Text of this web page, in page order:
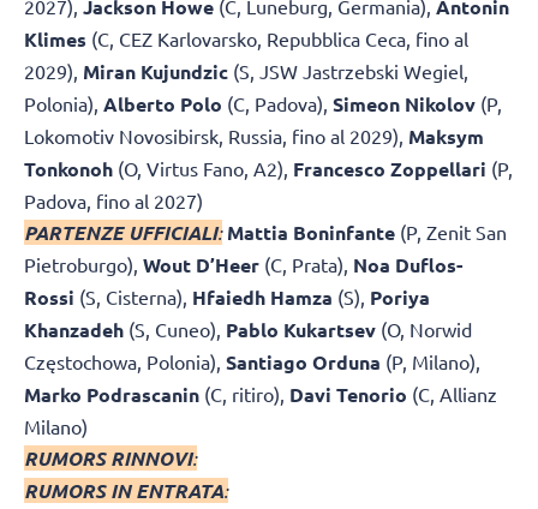
2027), Jackson Howe (C, Luneburg, Germania), Antonin
Klimes (C, CEZ Karlovarsko, Repubblica Ceca, fino al
2029), Miran Kujundzic (S, JSW Jastrzebski Wegiel,
Polonia), Alberto Polo (C, Padova), Simeon Nikolov (P,
Lokomotiv Novosibirsk, Russia, fino al 2029), Maksym
Tonkonoh (O, Virtus Fano, A2), Francesco Zoppellari (P,
Padova, fino al 2027)
PARTENZE UFFICIALI: Mattia Boninfante (P, Zenit San
Pietroburgo), Wout D’Heer (C, Prata), Noa Duflos-
Rossi (S, Cisterna), Hfaiedh Hamza (S), Poriya
Khanzadeh (S, Cuneo), Pablo Kukartsev (O, Norwid
Częstochowa, Polonia), Santiago Orduna (P, Milano),
Marko Podrascanin (C, ritiro), Davi Tenorio (C, Allianz
Milano)
RUMORS RINNOVI:
RUMORS IN ENTRATA: